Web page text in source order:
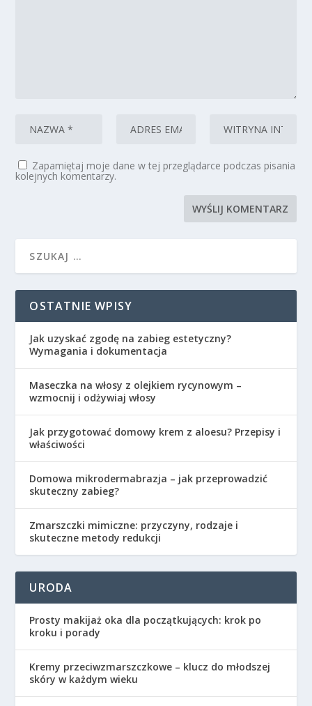
Zapamiętaj moje dane w tej przeglądarce podczas pisania
kolejnych komentarzy.
OSTATNIE WPISY
Jak uzyskać zgodę na zabieg estetyczny?
Wymagania i dokumentacja
Maseczka na włosy z olejkiem rycynowym –
wzmocnij i odżywiaj włosy
Jak przygotować domowy krem z aloesu? Przepisy i
właściwości
Domowa mikrodermabrazja – jak przeprowadzić
skuteczny zabieg?
Zmarszczki mimiczne: przyczyny, rodzaje i
skuteczne metody redukcji
URODA
Prosty makijaż oka dla początkujących: krok po
kroku i porady
Kremy przeciwzmarszczkowe – klucz do młodszej
skóry w każdym wieku